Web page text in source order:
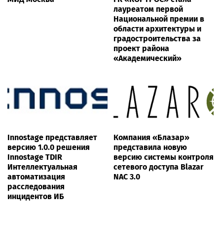
лауреатом первой
Национальной премии в
области архитектуры и
градостроительства за
проект района
«Академический»
Innostage представляет
версию 1.0.0 решения
Innostage TDIR
Интеллектуальная
автоматизация
расследования
инцидентов ИБ
Компания «Блазар»
представила новую
версию системы контроля
сетевого доступа Blazar
NAC 3.0